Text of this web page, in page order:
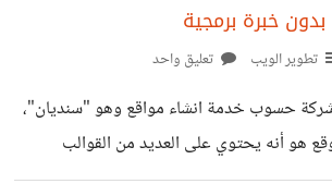
الموضوع وما هي سلبياته وايجابياته لهذا
خبرة برمجية
تطوير الويب تعليق واحد
حسوب خدمة انشاء مواقع وهو "سنديان"،
هو أنه يحتوي على العديد من القوالب
على السحب والاسقاط. يمكن للعديد من